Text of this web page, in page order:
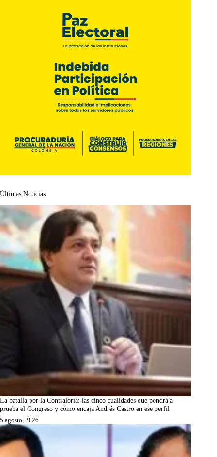
Últimas Noticias
La batalla por la Contraloría: las cinco cualidades que pondrá a
prueba el Congreso y cómo encaja Andrés Castro en ese perfil
5 agosto, 2026